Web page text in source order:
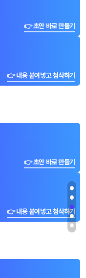
👉 초안 바로 만들기
👉 내용 붙여넣고 첨삭하기
👉 초안 바로 만들기
👉 내용 붙여넣고 첨삭하기